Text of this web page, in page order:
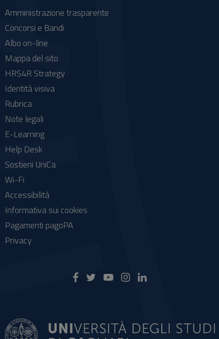
Amministrazione trasparente
Concorsi e Bandi
Albo on-line
Mappa del sito
HRS4R Strategy
Identità visiva
Rubrica
Note legali
E-Learning
Help Desk
Sostieni UniCa
Wi-Fi
Accessibilità
Informativa sui cookies
Pagamenti pagoPA
Privacy